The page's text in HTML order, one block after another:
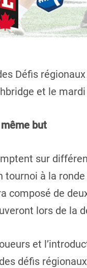
Défis
et le
but
sur
tournoi à la
composé de
lors de la
et
défis